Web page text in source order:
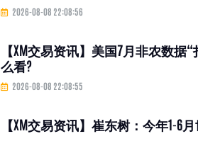
2026-08-08 22:08:56
【XM交易资讯】美国7月非农数
么看?
2026-08-08 22:08:55
【XM交易资讯】崔东树：今年1-6